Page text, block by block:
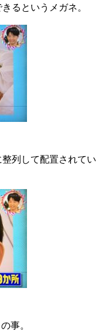
るというメガネ。
列して配置されてい
事。